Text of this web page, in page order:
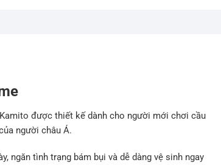
được thiết kế dành cho người mới chơi cầu
người châu Á.
ngăn tình trạng bám bụi và dễ dàng vệ sinh ngay